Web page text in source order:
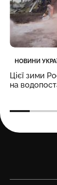
Категорія
НОВИНИ
Дата
Цієї зими
на